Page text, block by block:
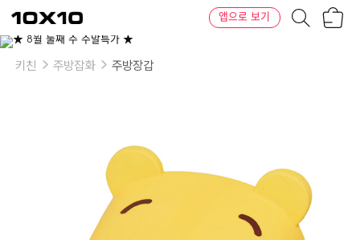
텐
바
텐
앱으로 보기
키친 주방잡화 주방장갑